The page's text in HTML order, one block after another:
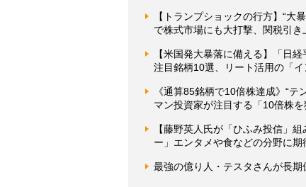
【トランプショックの行方】“
で株式市場にも大打撃、関税引
【米国発大暴落に備える】「日
注目銘柄10選、リート活用の「
《通算85銘柄で10倍株達成》“
マン投資家が注目する「10倍株
【藤野英人氏が「ひふみ投信」
ー」エンタメや食などの分野に
最強の億り人・テスタさんが長期